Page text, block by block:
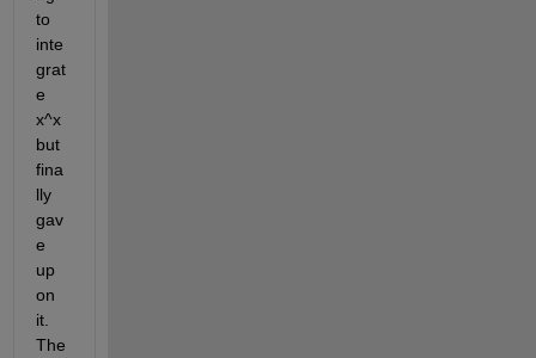
to
inte
grat
e
x^x
but
fina
lly
gav
e
up
on
it.
The